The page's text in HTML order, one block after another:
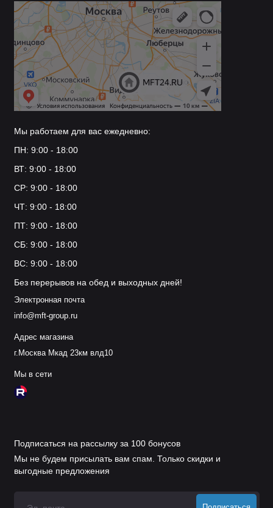
Мы работаем для вас ежедневно:
ПН: 9:00 - 18:00
ВТ: 9:00 - 18:00
СР: 9:00 - 18:00
ЧТ: 9:00 - 18:00
ПТ: 9:00 - 18:00
СБ: 9:00 - 18:00
ВС: 9:00 - 18:00
Без перерывов на обед и выходных дней!
Электронная почта
info@mft-group.ru
Адрес магазина
г.Москва Мкад 23км влд10
Мы в сети
Подписаться на рассылку за 100 бонусов
Мы не будем присылать вам спам. Только скидки и
выгодные предложения